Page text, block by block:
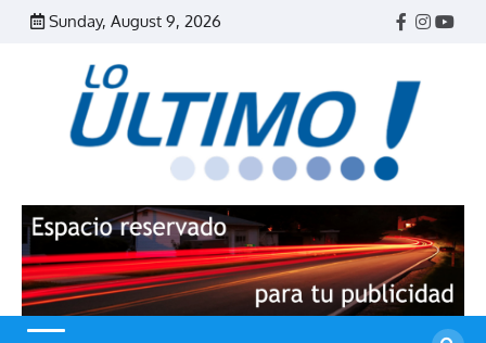
Skip
Sunday, August 9, 2026
Facebook